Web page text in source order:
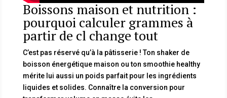
Boissons maison et nutrition :
pourquoi calculer grammes à
partir de cl change tout
C’est pas réservé qu’à la pâtisserie ! Ton shaker de
boisson énergétique maison ou ton smoothie healthy
mérite lui aussi un poids parfait pour les ingrédients
liquides et solides. Connaître la conversion pour